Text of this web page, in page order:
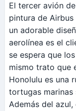
El tercer avión
pintura de Airbus
un adorable
aerolínea es el
se espera que
mismo trato que
Honolulu es una
tortugas marinas
Además del